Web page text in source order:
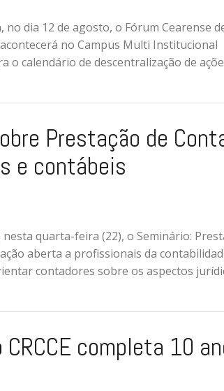
no dia 12 de agosto, o Fórum Cearense
no Campus Multi Institucional
o calendário de descentralização de
Prestação de
e contábeis
quarta-feira (22), o Seminário:
aberta a profissionais da
contadores sobre os aspectos
completa 10